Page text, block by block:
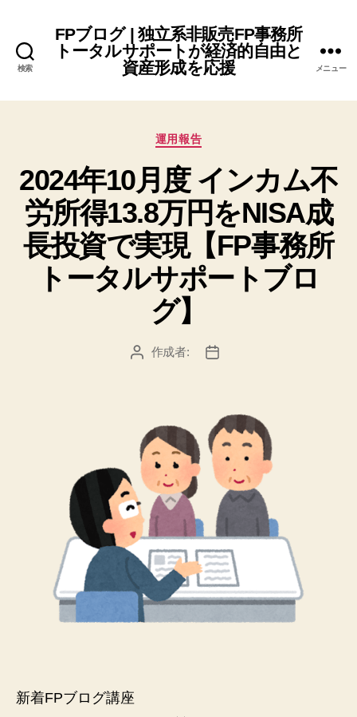
検索
FPブログ | 独立系非販売FP事務所
トータルサポートが経済的自由と
資産形成を応援
メニュー
カ
ゴ
リ
ー
運用報告
2024年10月度 インカム不
労所得13.8万円をNISA成
長投資で実現【FP事務所
トータルサポートブロ
グ】
投 作成者:
投
新着FPブログ講座